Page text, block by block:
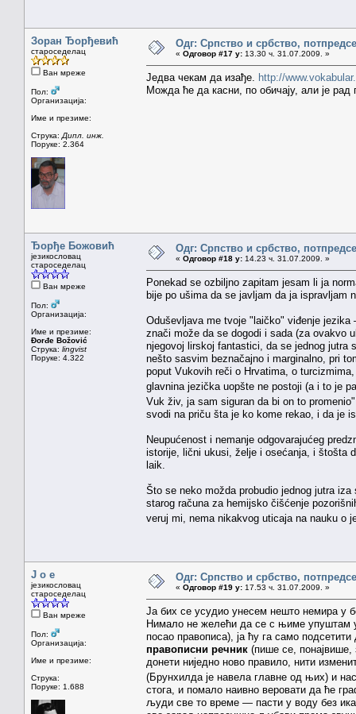
Зоран Ђорђевић
староседелац
Ван мреже
Пол:
Организација:
Име и презиме:
Струка: Дипл. инж.
Поруке: 2.364
Одг: Српство и србство,
« Одговор #17 у: 13.30 ч. 31.07.2009. »
Једва чекам да изађе. http://
Можда ће да касни, по обичају, али је рад
Ђорђе Божовић
језикословац
староседелац
Ван мреже
Пол:
Организација:
Име и презиме:
Đorđe Božović
Струка: lingvist
Поруке: 4.322
Одг: Српство и србство,
« Одговор #18 у: 14.23 ч. 31.07.2009. »
Ponekad se ozbiljno zapitam jesam li ja
bije po ušima da se javljam da ja ispravljam
Oduševljava me tvoje "laičko" viđenje
znači može da se dogodi i sada (za ovakvo
njegovoj lirskoj fantastici, da se jednog jutra
nešto sasvim beznačajno i marginalno, pri
poput Vukovih reči o Hrvatima, o
glavnina jezička uopšte ne postoji (a i to je
Vuk živ, ja sam siguran da bi on to
svodi na priču šta je ko kome rekao, i da je
Neupućenost i nemanje odgovarajućeg
istorije, lični ukusi, želje i osećanja, i štošta
laik.
Što se neko možda probudio jednog jutra
starog računa za hemijsko čišćenje
veruj mi, nema nikakvog uticaja na nauku o
J o e
језикословац
староседелац
Ван мреже
Пол:
Организација:
Име и презиме:
Струка:
Поруке: 1.688
Одг: Српство и србство,
« Одговор #19 у: 17.53 ч. 31.07.2009. »
Ја бих се усудио унесем нешто немира у
Нимало не желећи да се с њиме упуштам у
посао правописа), ја ћу га само
правописни речник (пише се,
донети ниједно ново правило, нити
(Брунхилда је навела главне од њих) и
стога, и помало наивно веровати да ће
људи све то време — пасти у воду без